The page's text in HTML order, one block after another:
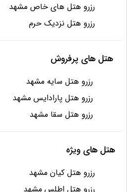
رزرو هتل های خاص مشهد
رزرو هتل نزدیک حرم
هتل های پرفروش
رزرو هتل سایه مشهد
رزرو هتل پارادایس مشهد
رزرو هتل سقا مشهد
هتل های ویژه
رزرو هتل کیان مشهد
رزرو هتل اطلس مشهد